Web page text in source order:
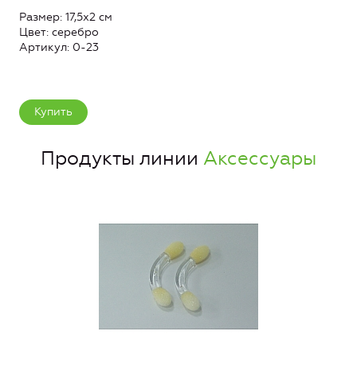
Размер: 17,5х2 см
Цвет: серебро
Артикул: 0-23
Купить
Продукты линии Аксессуары